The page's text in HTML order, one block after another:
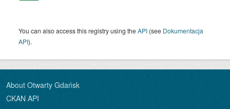
You can also access this registry using theAPI (see Dokumentacja
API).
About Otwarty Gdańsk
CKAN API